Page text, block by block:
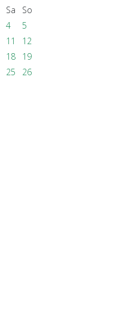
Sa
So
4
5
11
12
18
19
25
26